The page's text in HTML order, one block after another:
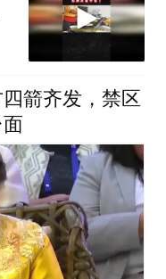
箭齐发，禁区